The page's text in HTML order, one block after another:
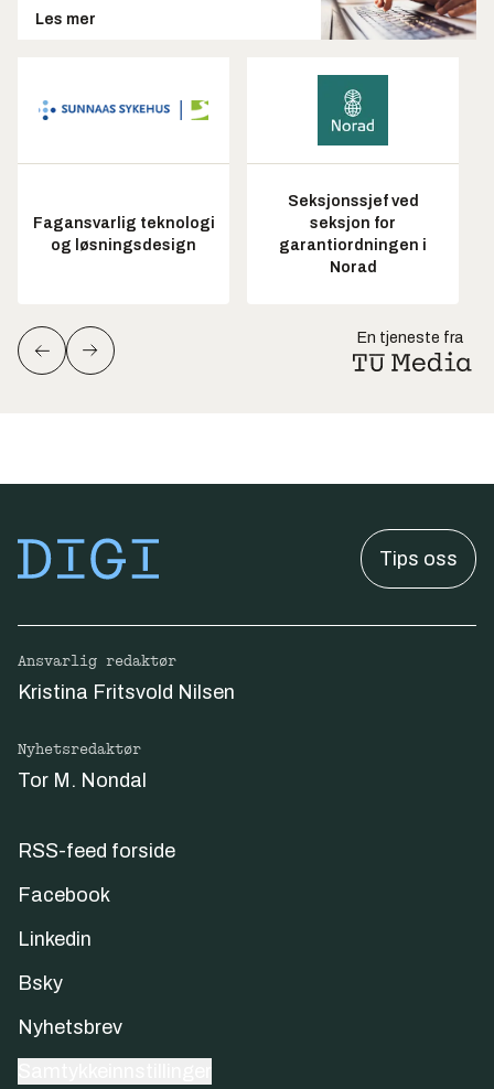
Les mer
Fagansvarlig teknologi
og løsningsdesign
Seksjonssjef ved
seksjon for
garantiordningen i
Norad
En tjeneste fra
Tips oss
Ansvarlig redaktør
Kristina Fritsvold Nilsen
Nyhetsredaktør
Tor M. Nondal
RSS-feed forside
Facebook
Linkedin
Bsky
Nyhetsbrev